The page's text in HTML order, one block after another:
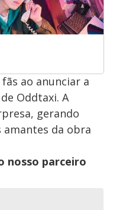
ao anunciar a
Oddtaxi. A
gerando
da obra
nosso parceiro